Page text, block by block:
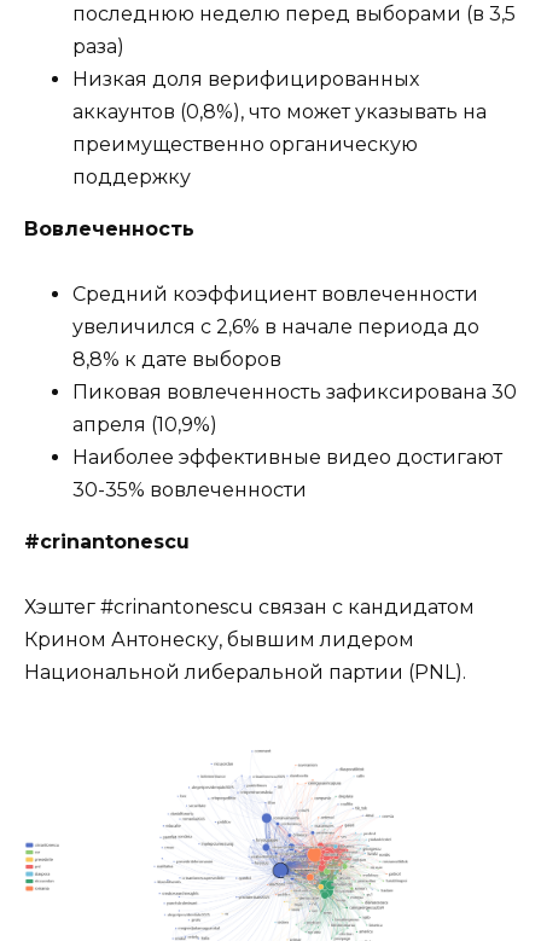
последнюю неделю перед выборами (в 3,5
раза)
Низкая доля верифицированных
аккаунтов (0,8%), что может указывать на
преимущественно органическую
поддержку
Вовлеченность
Средний коэффициент вовлеченности
увеличился с 2,6% в начале периода до
8,8% к дате выборов
Пиковая вовлеченность зафиксирована 30
апреля (10,9%)
Наиболее эффективные видео достигают
30-35% вовлеченности
#crinantonescu
Хэштег #crinantonescu связан с кандидатом
Крином Антонеску, бывшим лидером
Национальной либеральной партии (PNL).